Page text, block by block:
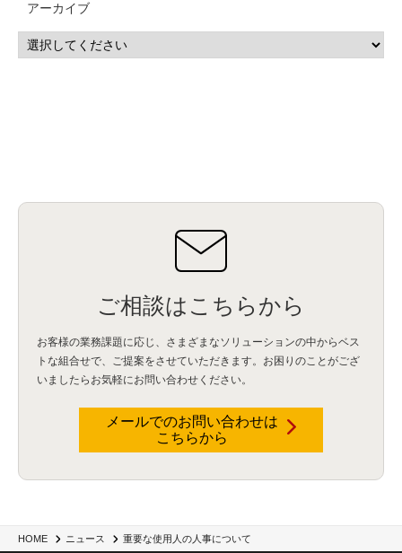
HOME ニュース 重要な使用人の人事について
アーカイブ
ご相談はこちらから
お客様の業務課題に応じ、さまざまなソリューションの中からベス
トな組合せで、
ご提案をさせていただきます。お困りのことがござ
いましたらお気軽にお問い合わせください。
メールでのお問い合わせは
こちらから